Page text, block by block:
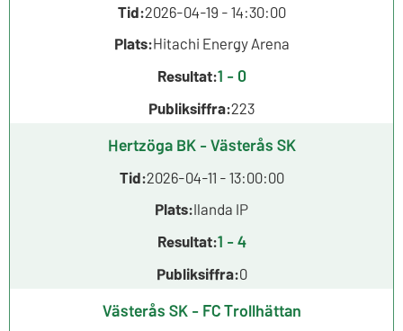
Tid:2026-04-19 - 14:30:00
Plats:Hitachi Energy Arena
Resultat:1 - 0
Publiksiffra:223
Hertzöga BK - Västerås SK
Tid:2026-04-11 - 13:00:00
Plats:Ilanda IP
Resultat:1 - 4
Publiksiffra:0
Västerås SK - FC Trollhättan